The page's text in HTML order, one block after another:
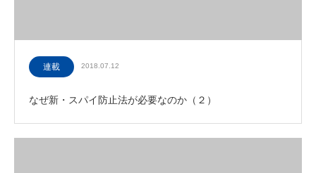
連載 2018.07.12
なぜ新・スパイ防止法が必要なのか（２）